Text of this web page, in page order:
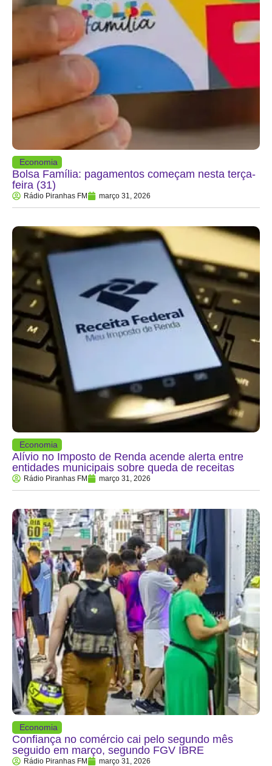
Economia
Bolsa Família: pagamentos começam nesta terça-
feira (31)
Rádio Piranhas FM março 31, 2026
Economia
Alívio no Imposto de Renda acende alerta entre
entidades municipais sobre queda de receitas
Rádio Piranhas FM março 31, 2026
Economia
Confiança no comércio cai pelo segundo mês
seguido em março, segundo FGV IBRE
Rádio Piranhas FM março 31, 2026